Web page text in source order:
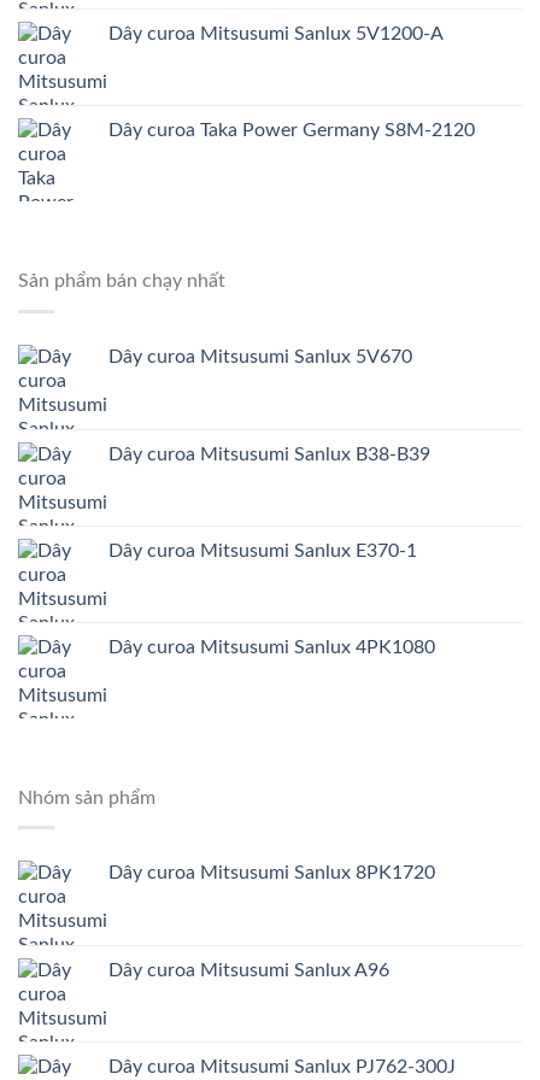
Dây curoa Mitsusumi Sanlux 5V1200-A
Dây curoa Taka Power Germany S8M-2120
Sản phẩm bán chạy nhất
Dây curoa Mitsusumi Sanlux 5V670
Dây curoa Mitsusumi Sanlux B38-B39
Dây curoa Mitsusumi Sanlux E370-1
Dây curoa Mitsusumi Sanlux 4PK1080
Nhóm sản phẩm
Dây curoa Mitsusumi Sanlux 8PK1720
Dây curoa Mitsusumi Sanlux A96
Dây curoa Mitsusumi Sanlux PJ762-300J